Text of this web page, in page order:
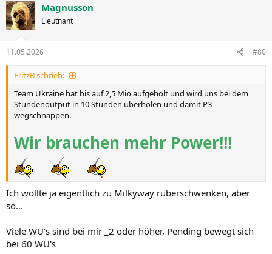
k
t
i
e
n
Magnusson
Lieutnant
11.05.2026 #80
FritzB schrieb:
Team Ukraine hat bis auf 2,5 Mio aufgeholt und wird uns bei dem
Stundenoutput in 10 Stunden überholen und damit P3
wegschnappen.
Wir brauchen mehr Power!!!
Ich wollte ja eigentlich zu Milkyway rüberschwenken, aber
so...
Viele WU's sind bei mir _2 oder höher, Pending bewegt sich
bei 60 WU's